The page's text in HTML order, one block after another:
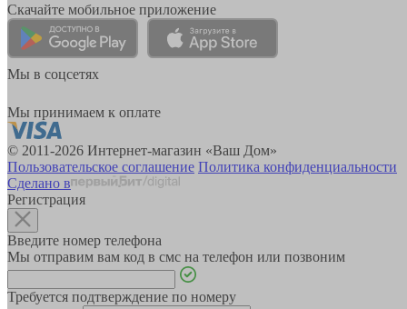
Скачайте мобильное приложение
Мы в соцсетях
Мы принимаем к оплате
© 2011-2026 Интернет-магазин «Ваш Дом»
Пользовательское соглашение Политика конфиденциальности
Сделано в
Регистрация
Введите номер телефона
Мы отправим вам код в смс на телефон или позвоним
Требуется подтверждение по номеру